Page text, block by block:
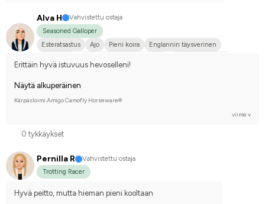
Alva H
Vahvistettu ostaja
Seasoned Galloper
Esteratsastus
Ajo Pieni koira
Englannin täysverinen
Erittäin hyvä istuvuus hevoselleni!
Näytä alkuperäinen
Kärpäsloimi Amigo Camofly Horseware®
viime v
0 tykkäykset
Pernilla R
Vahvistettu ostaja
Trotting Racer
Hyvä peitto, mutta hieman pieni kooltaan